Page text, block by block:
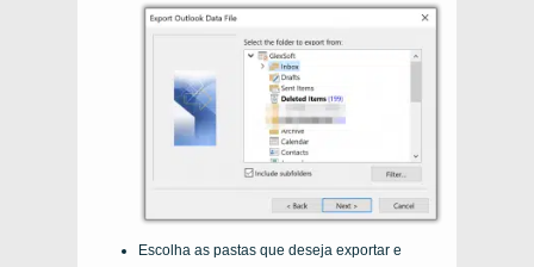
Escolha as pastas que deseja exportar e